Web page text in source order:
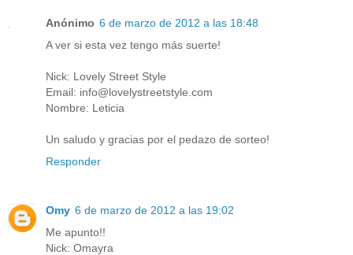
Anónimo 6 de marzo de 2012 a las 18:48
A ver si esta vez tengo más suerte!
Nick: Lovely Street Style
Email: info@lovelystreetstyle.com
Nombre: Leticia
Un saludo y gracias por el pedazo de sorteo!
Responder
Omy 6 de marzo de 2012 a las 19:02
Me apunto!!
Nick: Omayra